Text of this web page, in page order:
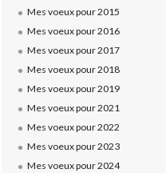
Mes voeux pour 2015
Mes voeux pour 2016
Mes voeux pour 2017
Mes voeux pour 2018
Mes voeux pour 2019
Mes voeux pour 2021
Mes voeux pour 2022
Mes voeux pour 2023
Mes voeux pour 2024